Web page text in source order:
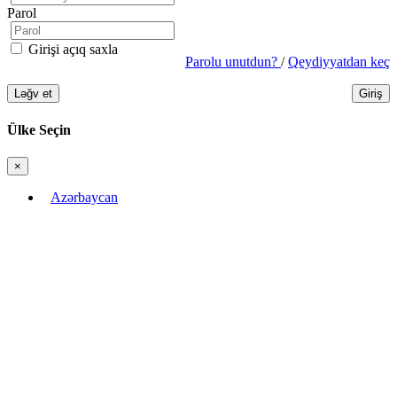
Parol
Girişi açıq saxla
Parolu unutdun? /Qeydiyyatdan keç
Ləğv et Giriş
Ülke Seçin
×
Bağla
Azərbaycan